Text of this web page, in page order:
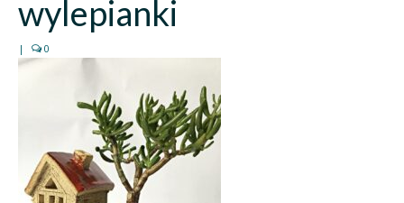
wylepianki
| 0